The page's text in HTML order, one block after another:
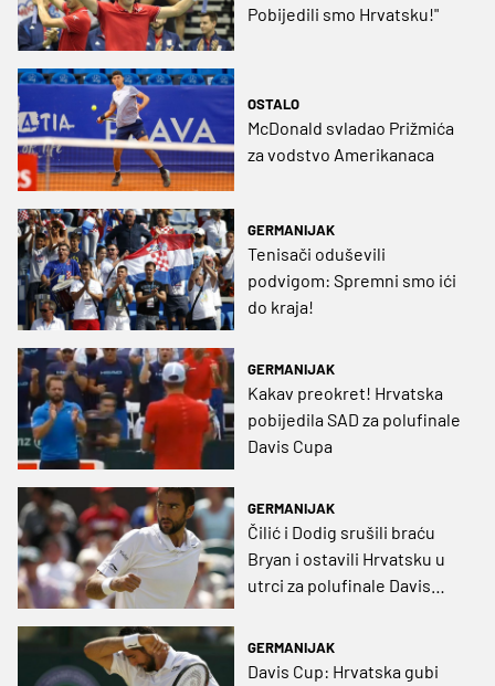
Pobijedili smo Hrvatsku!"
OSTALO
McDonald svladao Prižmića
za vodstvo Amerikanaca
GERMANIJAK
Tenisači oduševili
podvigom: Spremni smo ići
do kraja!
GERMANIJAK
Kakav preokret! Hrvatska
pobijedila SAD za polufinale
Davis Cupa
GERMANIJAK
Čilić i Dodig srušili braću
Bryan i ostavili Hrvatsku u
utrci za polufinale Davis
GERMANIJAK
Davis Cup: Hrvatska gubi